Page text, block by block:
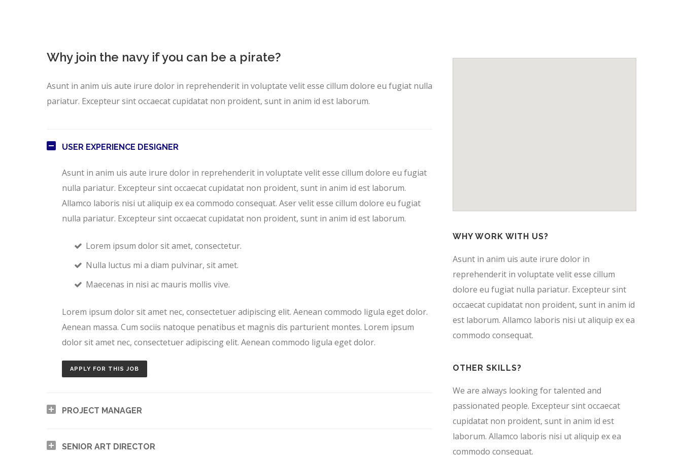
Why join the navy if you can be a pirate?
Asunt in anim uis aute irure dolor in reprehenderit in voluptate velit esse cillum dolore eu fugiat nulla
pariatur. Excepteur sint occaecat cupidatat non proident, sunt in anim id est laborum.
USER EXPERIENCE DESIGNER
Asunt in anim uis aute irure dolor in reprehenderit in voluptate velit esse cillum dolore eu fugiat
nulla pariatur. Excepteur sint occaecat cupidatat non proident, sunt in anim id est laborum.
Allamco laboris nisi ut aliquip ex ea commodo consequat. Aser velit esse cillum dolore eu fugiat
nulla pariatur. Excepteur sint occaecat cupidatat non proident, sunt in anim id est laborum.
Lorem ipsum dolor sit amet, consectetur.
Nulla luctus mi a diam pulvinar, sit amet.
Maecenas in nisi ac mauris mollis vive.
Lorem ipsum dolor sit amet nec, consectetuer adipiscing elit. Aenean commodo ligula eget dolor.
Aenean massa. Cum sociis natoque penatibus et magnis dis parturient montes. Lorem ipsum
dolor sit amet nec, consectetuer adipiscing elit. Aenean commodo ligula eget dolor.
APPLY FOR THIS JOB
PROJECT MANAGER
SENIOR ART DIRECTOR
WHY WORK WITH US?
Asunt in anim uis aute irure dolor in
reprehenderit in voluptate velit esse cillum
dolore eu fugiat nulla pariatur. Excepteur sint
occaecat cupidatat non proident, sunt in anim id
est laborum. Allamco laboris nisi ut aliquip ex ea
commodo consequat.
OTHER SKILLS?
We are always looking for talented and
passionated people. Excepteur sint occaecat
cupidatat non proident, sunt in anim id est
laborum. Allamco laboris nisi ut aliquip ex ea
commodo consequat.